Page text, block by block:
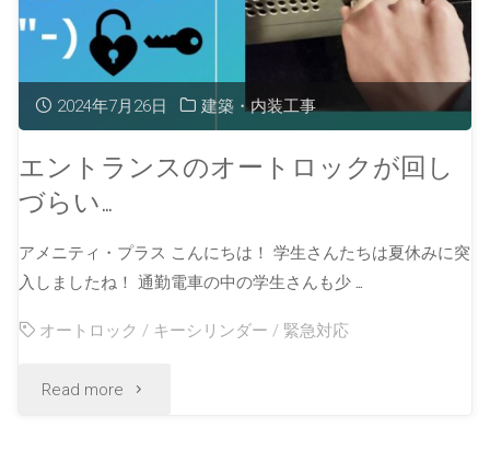
2024年7月26日 建築・内装工事
エントランスのオートロックが回し
づらい…
アメニティ・プラス こんにちは！ 学生さんたちは夏休みに突
入しましたね！ 通勤電車の中の学生さんも少 …
オートロック / キーシリンダー / 緊急対応
Read more